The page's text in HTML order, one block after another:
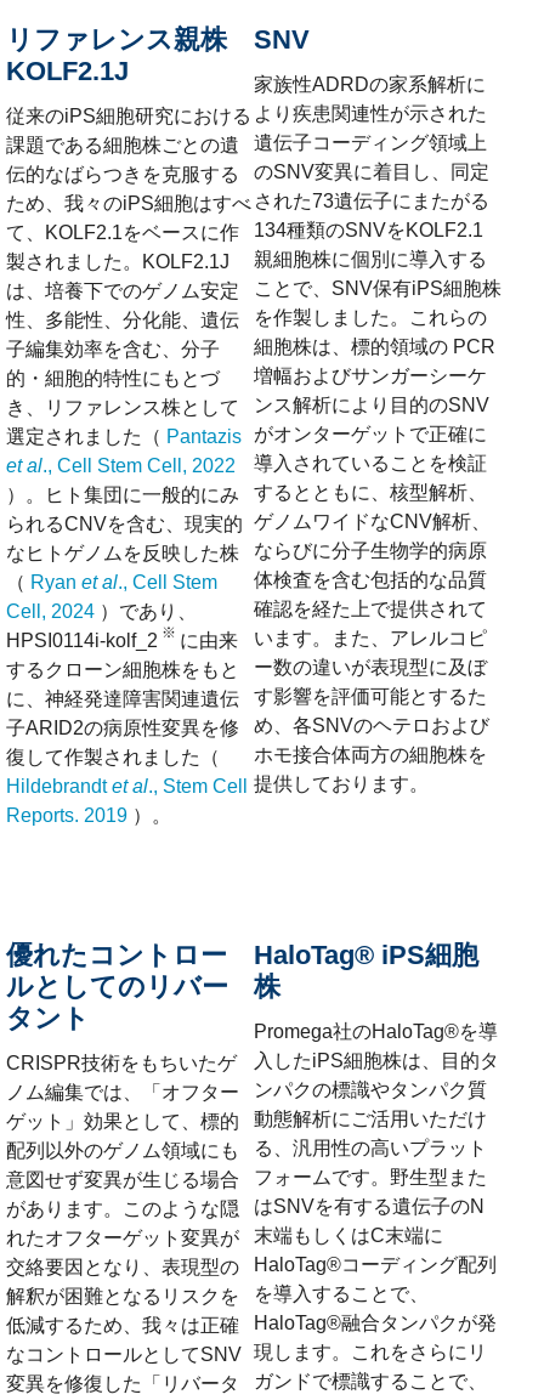
リファレンス親株
KOLF2.1J
従来のiPS細胞研究における
課題である細胞株ごとの遺
伝的なばらつきを克服する
ため、我々のiPS細胞はすべ
て、KOLF2.1をベースに作
製されました。KOLF2.1J
は、培養下でのゲノム安定
性、多能性、分化能、遺伝
子編集効率を含む、分子
的・細胞的特性にもとづ
き、リファレンス株として
選定されました（ Pantazis
et al., Cell Stem Cell, 2022
）。ヒト集団に一般的にみ
られるCNVを含む、現実的
なヒトゲノムを反映した株
（ Ryan et al., Cell Stem
Cell, 2024 ）であり、
HPSI0114i-kolf_2 ※ に由来
するクローン細胞株をもと
に、神経発達障害関連遺伝
子ARID2の病原性変異を修
復して作製されました（
Hildebrandtet al., Stem Cell
Reports. 2019 ）。
SNV
家族性ADRDの家系解析に
より疾患関連性が示された
遺伝子コーディング領域上
のSNV変異に着目し、同定
された73遺伝子にまたがる
134種類のSNVをKOLF2.1
親細胞株に個別に導入する
ことで、SNV保有iPS細胞株
を作製しました。これらの
細胞株は、標的領域の PCR
増幅およびサンガーシーケ
ンス解析により目的のSNV
がオンターゲットで正確に
導入されていることを検証
するとともに、核型解析、
ゲノムワイドなCNV解析、
ならびに分子生物学的病原
体検査を含む包括的な品質
確認を経た上で提供されて
います。また、アレルコピ
ー数の違いが表現型に及ぼ
す影響を評価可能とするた
め、各SNVのヘテロおよび
ホモ接合体両方の細胞株を
提供しております。
優れたコントロー
ルとしてのリバー
タント
CRISPR技術をもちいたゲ
ノム編集では、「オフター
ゲット」効果として、標的
配列以外のゲノム領域にも
意図せず変異が生じる場合
があります。このような隠
れたオフターゲット変異が
交絡要因となり、表現型の
解釈が困難となるリスクを
低減するため、我々は正確
なコントロールとしてSNV
変異を修復した「リバータ
HaloTag® iPS細胞
株
Promega社のHaloTag®を導
入したiPS細胞株は、目的タ
ンパクの標識やタンパク質
動態解析にご活用いただけ
る、汎用性の高いプラット
フォームです。野生型また
はSNVを有する遺伝子のN
末端もしくはC末端に
HaloTag®コーディング配列
を導入することで、
HaloTag®融合タンパクが発
現します。これをさらにリ
ガンドで標識することで、